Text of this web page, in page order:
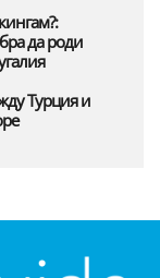
да роди
Турция и